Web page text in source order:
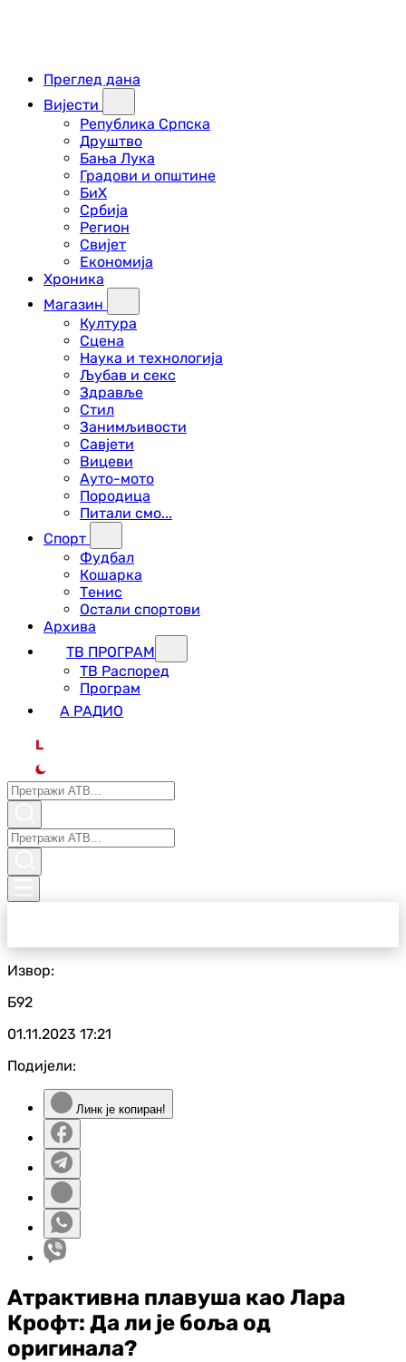
Преглед дана
Вијести
Република Српска
Друштво
Бања Лука
Градови и општине
БиХ
Србија
Регион
Свијет
Економија
Хроника
Магазин
Култура
Сцена
Наука и технологија
Љубав и секс
Здравље
Стил
Занимљивости
Савјети
Вицеви
Ауто-мото
Породица
Питали смо...
Спорт
Фудбал
Кошарка
Тенис
Остали спортови
Архива
ТВ ПРОГРАМ
ТВ Распоред
Програм
А РАДИО
L
Извор:
Б92
01.11.2023 17:21
Подијели:
Линк је копиран!
Атрактивна плавуша као Лара
Крофт: Да ли је боља од
оригинала?